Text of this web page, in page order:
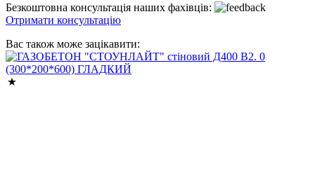
Безкоштовна консультація наших фахівців:
Отримати консультацію
Вас також може зацікавити: